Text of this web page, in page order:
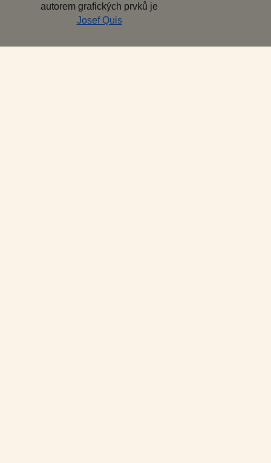
autorem grafických prvků je
Josef Quis